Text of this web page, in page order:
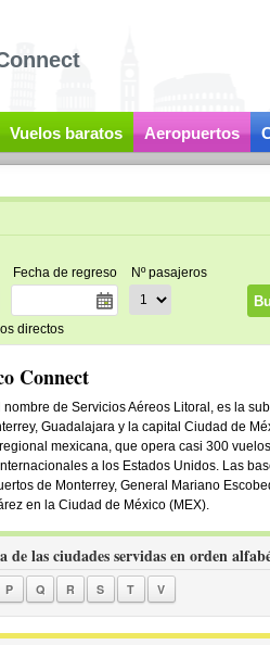
Vuelos baratos Aeropuertos
Fecha de regreso Nº pasajeros
directos
Connect
de Servicios Aéreos Litoral, es la
Guadalajara y la capital Ciudad de
mexicana, que opera casi 300
a los Estados Unidos. Las
de Monterrey, General Mariano
en la Ciudad de México (MEX).
de las ciudades servidas en orden
P Q R S T V